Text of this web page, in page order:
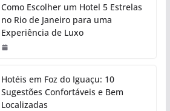
Como Escolher um Hotel 5 Estrelas
no Rio de Janeiro para uma
Experiência de Luxo
Hotéis em Foz do Iguaçu: 10
Sugestões Confortáveis e Bem
Localizadas